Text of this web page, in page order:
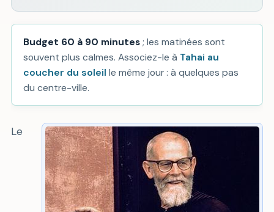
Budget 60 à 90 minutes; les matinées sont
souvent plus calmes. Associez-le à Tahai au
coucher du soleil le même jour : à quelques pas
du centre-ville.
Le